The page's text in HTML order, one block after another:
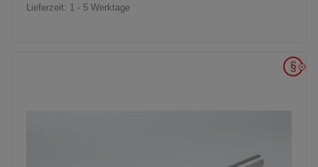
Lieferzeit: 1 - 5 Werktage